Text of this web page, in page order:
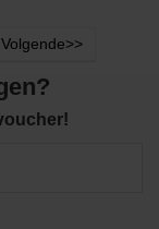
Volgende>>